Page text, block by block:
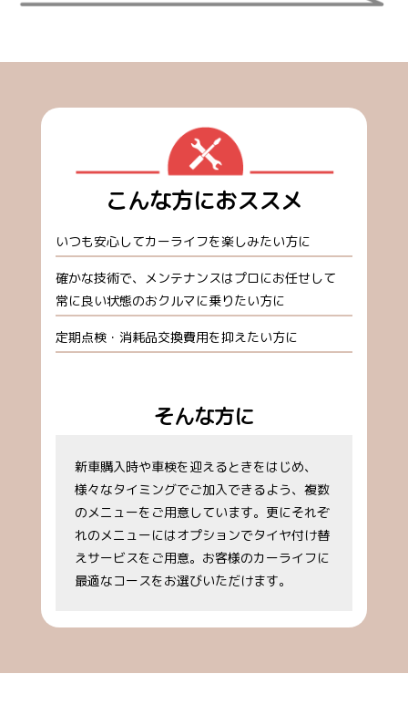
こんな方におススメ
いつも安心してカーライフを楽しみたい方に
確かな技術で、メンテナンスはプロにお任せして
常に良い状態のおクルマに乗りたい方に
定期点検・消耗品交換費用を抑えたい方に
そんな方に
新車購入時や車検を迎えるときをはじめ、
様々なタイミングでご加入できるよう、複数
のメニューをご用意しています。更にそれぞ
れのメニューにはオプションでタイヤ付け替
えサービスをご用意。お客様のカーライフに
最適なコースをお選びいただけます。